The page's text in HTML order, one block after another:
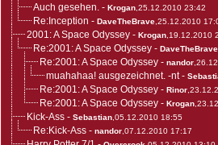
Auch gesehen. - Krogan ,25.12.2010 23:42
Re:Inception - DaveTheBrave ,25.12.2010
2001: A Space Odyssey - Krogan ,19.12.2010
Re:2001: A Space Odyssey - DaveTheBrave
Re:2001: A Space Odyssey - nandor
muahahaa! ausgezeichnet. -nt-
Re:2001: A Space Odyssey - Rinor
Re:2001: A Space Odyssey - Krogan
Kick-Ass - Sebastian ,05.12.2010 18:55
Re:Kick-Ass - nandor ,07.12.2010 17:17